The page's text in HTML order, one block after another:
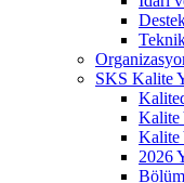
SKS Kalite
Kalite
Kalite
2026